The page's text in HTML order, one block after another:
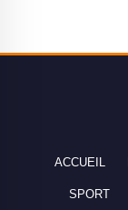
ACCUEIL
SPORT